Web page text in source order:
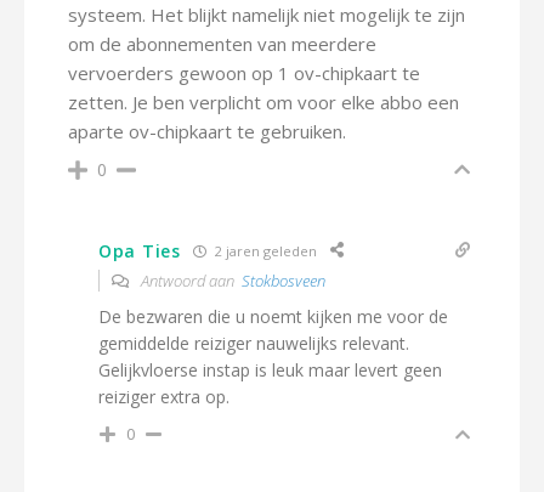
systeem. Het blijkt namelijk niet mogelijk te zijn
om de abonnementen van meerdere
vervoerders gewoon op 1 ov-chipkaart te
zetten. Je ben verplicht om voor elke abbo een
aparte ov-chipkaart te gebruiken.
0
Opa Ties 2 jaren geleden
Antwoord aan Stokbosveen
De bezwaren die u noemt kijken me voor de
gemiddelde reiziger nauwelijks relevant.
Gelijkvloerse instap is leuk maar levert geen
reiziger extra op.
0